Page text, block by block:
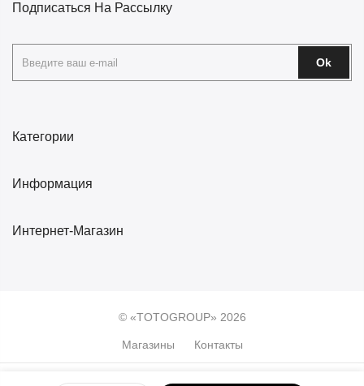
Категории
Информация
Интернет-Магазин
Подписаться На Рассылку
Ok
© «TOTOGROUP» 2026
Магазины Контакты